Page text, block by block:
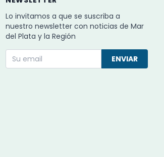
Lo invitamos a que se suscriba a
nuestro newsletter con noticias de Mar
del Plata y la Región
ENVIAR